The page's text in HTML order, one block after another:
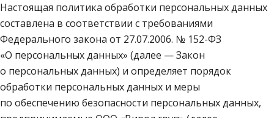
Настоящая политика обработки персональных данных
составлена в соответствии с требованиями
Федерального закона от 27.07.2006. № 152-ФЗ
«О персональных данных» (далее — Закон
о персональных данных) и определяет порядок
обработки персональных данных и меры
по обеспечению безопасности персональных данных,